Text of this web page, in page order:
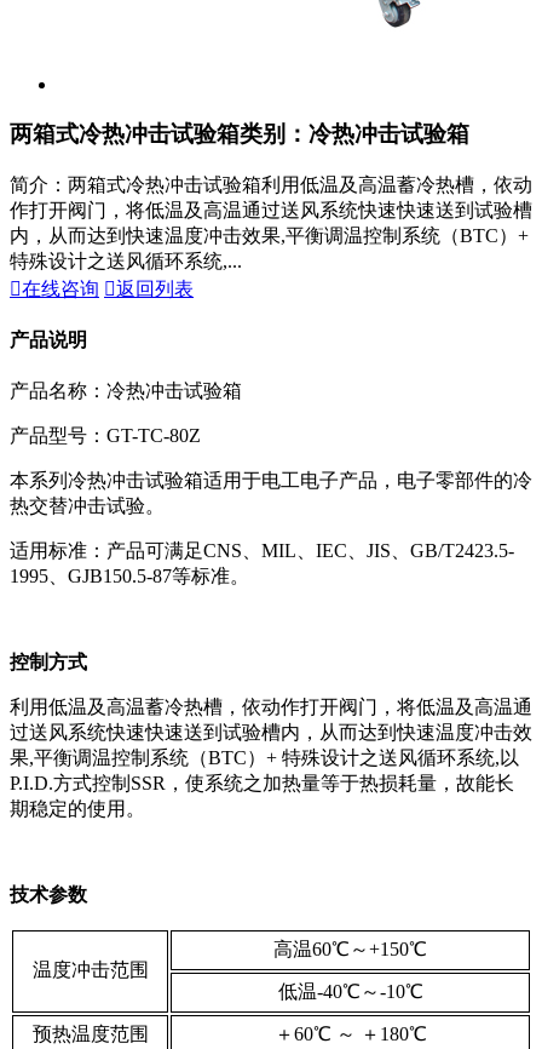
两箱式冷热冲击试验箱类别：冷热冲击试验箱
简介：两箱式冷热冲击试验箱利用低温及高温蓄冷热槽，依动
作打开阀门，将低温及高温通过送风系统快速快速送到试验槽
内，从而达到快速温度冲击效果,平衡调温控制系统（BTC）+
特殊设计之送风循环系统,...
在线咨询 返回列表
产品说明
产品名称：冷热冲击试验箱
产品型号：GT-TC-80Z
本系列冷热冲击试验箱适用于电工电子产品，电子零部件的冷
热交替冲击试验。
适用标准：产品可满足CNS、MIL、IEC、JIS、GB/T2423.5-
1995、GJB150.5-87等标准。
控制方式
利用低温及高温蓄冷热槽，依动作打开阀门，将低温及高温通
过送风系统快速快速送到试验槽内，从而达到快速温度冲击效
果,平衡调温控制系统（BTC）+ 特殊设计之送风循环系统,以
P.I.D.方式控制SSR，使系统之加热量等于热损耗量，故能长
期稳定的使用。
技术参数
温度冲击范围
高温60℃～+150℃
低温-40℃～-10℃
预热温度范围 ＋60℃ ～ ＋180℃